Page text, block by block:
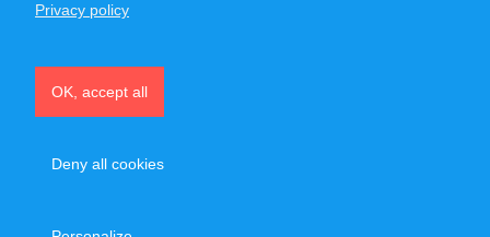
OK, accept all
Deny all cookies
Privacy policy